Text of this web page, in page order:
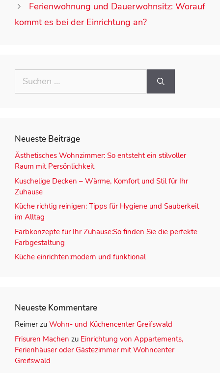
Ferienwohnung und Dauerwohnsitz: Worauf
kommt es bei der Einrichtung an?
Neueste Beiträge
Ästhetisches Wohnzimmer: So entsteht ein stilvoller
Raum mit Persönlichkeit
Kuschelige Decken – Wärme, Komfort und Stil für Ihr
Zuhause
Küche richtig reinigen: Tipps für Hygiene und Sauberkeit
im Alltag
Farbkonzepte für Ihr Zuhause:So finden Sie die perfekte
Farbgestaltung
Küche einrichten:modern und funktional
Neueste Kommentare
Reimerzu Wohn- und Küchencenter Greifswald
Frisuren Machen zu Einrichtung von Appartements,
Ferienhäuser oder Gästezimmer mit Wohncenter
Greifswald